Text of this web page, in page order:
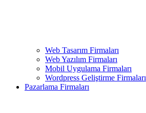
Web Tasarım Firmaları
Web Yazılım Firmaları
Mobil Uygulama Firmaları
Wordpress Geliştirme Firmaları
Pazarlama Firmaları